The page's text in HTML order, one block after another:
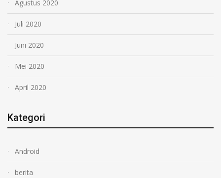
Agustus 2020
Juli 2020
Juni 2020
Mei 2020
April 2020
Kategori
Android
berita